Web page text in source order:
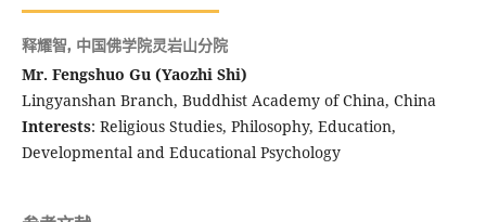
释耀智, 中国佛学院灵岩山分院
Mr. Fengshuo Gu (Yaozhi Shi)
Lingyanshan Branch, Buddhist Academy of China, China
Interests: Religious Studies, Philosophy, Education,
Developmental and Educational Psychology